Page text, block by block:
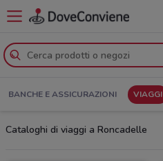
BANCHE E ASSICURAZIONI VIAGGI
Cataloghi di viaggi a Roncadelle